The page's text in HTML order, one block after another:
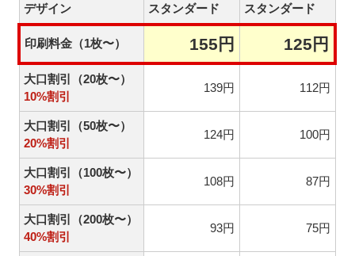
デザイン
スタンダード スタンダード
印刷料金（1枚〜） 155円 125円
大口割引（20枚〜）
10%割引
139円 112円
大口割引（50枚〜）
20%割引
124円 100円
大口割引（100枚〜）
30%割引
108円 87円
大口割引（200枚〜）
40%割引
93円 75円